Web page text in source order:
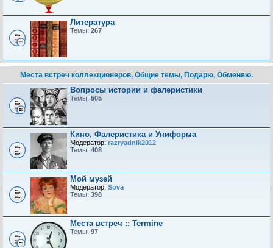
Литература
Темы: 267
Места встреч коллекционеров, Общие темы, Подарю, Обменяю.
Вопросы истории и фалеристики
Темы: 505
Кино, Фалеристика и Униформа
Модератор: razryadnik2012
Темы: 408
Мой музей
Модератор: Sova
Темы: 398
Места встреч :: Termine
Темы: 97